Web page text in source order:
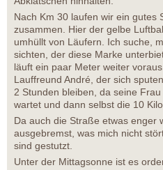
Nach Km 30 laufen wir ein gutes
zusammen. Hier der gelbe
umhüllt von Läufern. Ich suche,
sichten, der diese Marke
läuft ein paar Meter weiter
Lauffreund André, der sich
2 Stunden bleiben, da seine
wartet und dann selbst die 10
Da auch die Straße etwas enger
ausgebremst, was mich nicht
sind gestutzt.
Unter der Mittagsonne ist es